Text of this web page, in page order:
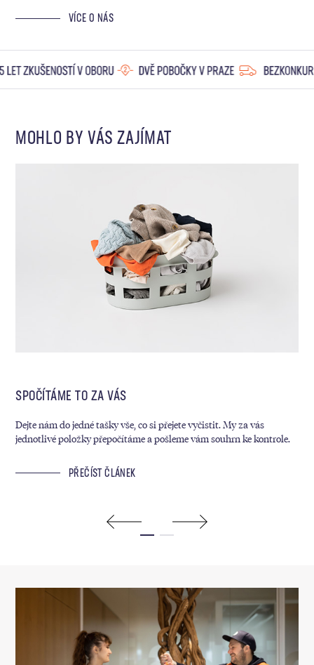
VÍCE O NÁS
MOHLO BY VÁS ZAJÍMAT
SPOČÍTÁME TO ZA VÁS
Dejte nám do jedné tašky vše, co si přejete vyčistit. My za vás
jednotlivé položky přepočítáme a pošleme vám souhrn ke kontrole.
PŘEČÍST ČLÁNEK